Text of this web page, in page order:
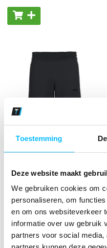
Toestemming
Deze website maakt
We gebruiken cookies om
personaliseren, om
en om ons websiteverkeer
informatie over uw gebruik
partners voor social
ERIMA TS Sweatshorts
Kinderen | zwart |
€ 19,34 € 24,79 excl BTW
€ 23 ,40 € 30,-incl BTW